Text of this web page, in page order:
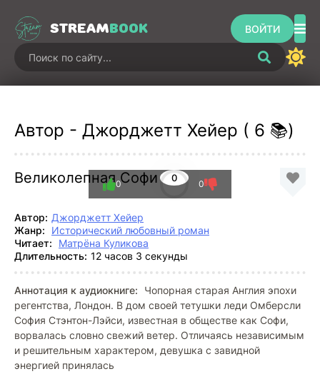
STREAMBOOK ВОЙТИ
Автор - Джорджетт Хейер ( 6 📚)
Великолепная Софи 0
0 0
Автор: Джорджетт Хейер
Жанр:
Исторический любовный роман
Читает:
Матрёна Куликова
Длительность: 12 часов 3 секунды
Аннотация к аудиокниге:
Чопорная старая Англия эпохи
регентства, Лондон. В дом своей тетушки леди Омберсли
София Стэнтон-Лэйси, известная в обществе как Софи,
ворвалась словно свежий ветер. Отличаясь независимым
и решительным характером, девушка с завидной
энергией принялась